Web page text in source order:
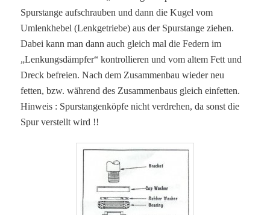
Spurstange aufschrauben und dann die Kugel vom
Umlenkhebel (Lenkgetriebe) aus der Spurstange ziehen.
Dabei kann man dann auch gleich mal die Federn im
„Lenkungsdämpfer“ kontrollieren und vom altem Fett und
Dreck befreien. Nach dem Zusammenbau wieder neu
fetten, bzw. während des Zusammenbaus gleich einfetten.
Hinweis : Spurstangenköpfe nicht verdrehen, da sonst die
Spur verstellt wird !!